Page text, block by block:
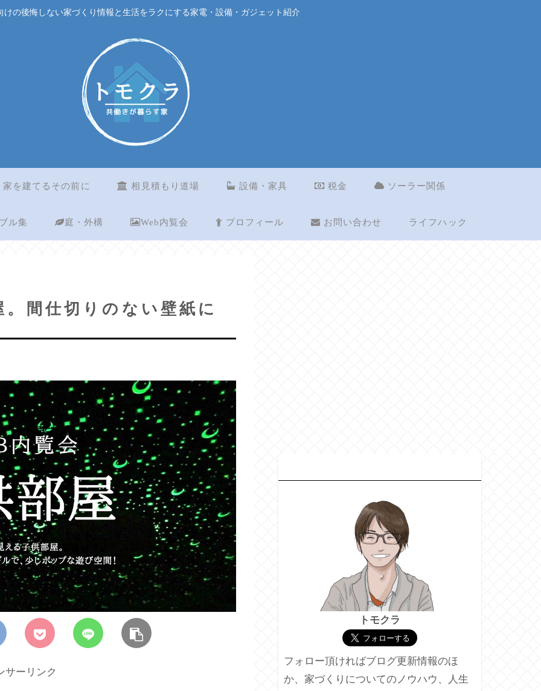
けの後悔しない家づくり情報と生活をラクにする家電・設備・ガジェット紹介
家を建てるその前に 相見積もり道場 設備・家具 税金 ソーラー関係
ル集 庭・外構 Web内覧会 プロフィール お問い合わせ ライフハック
間仕切りのない壁紙に
サーリンク
トモクラ
フォロー頂ければブログ更新情報のほ
か、家づくりについてのノウハウ、人生